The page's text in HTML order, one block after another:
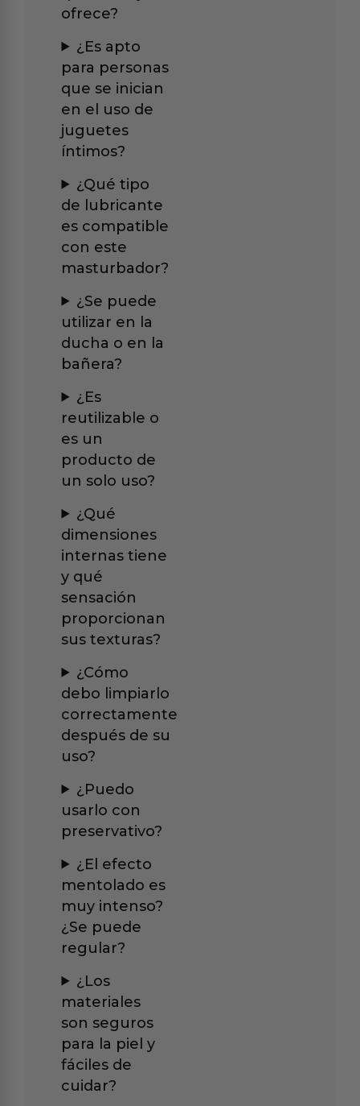
ofrece?
¿Es apto
para personas
que se inician
en el uso de
juguetes
íntimos?
¿Qué tipo
de lubricante
es compatible
con este
masturbador?
¿Se puede
utilizar en la
ducha o en la
bañera?
¿Es
reutilizable o
es un
producto de
un solo uso?
¿Qué
dimensiones
internas tiene
y qué
sensación
proporcionan
sus texturas?
¿Cómo
debo limpiarlo
correctamente
después de su
uso?
¿Puedo
usarlo con
preservativo?
¿El efecto
mentolado es
muy intenso?
¿Se puede
regular?
¿Los
materiales
son seguros
para la piel y
fáciles de
cuidar?